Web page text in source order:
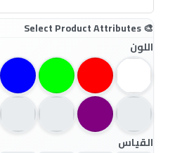
اللون
القياس